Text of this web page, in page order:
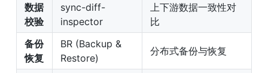
数据
校验
sync-diff-
inspector
上下游数据一致性对
比
备份
恢复
BR (Backup &
Restore)
分布式备份与恢复